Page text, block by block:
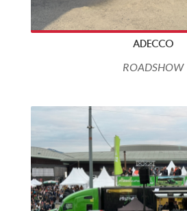
ADECCO
ROADSHOW